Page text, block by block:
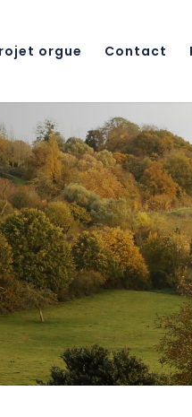
orgue Contact